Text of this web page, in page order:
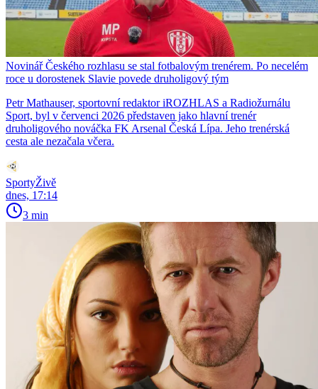
Novinář Českého rozhlasu se stal fotbalovým trenérem. Po necelém
roce u dorostenek Slavie povede druholigový tým
Petr Mathauser, sportovní redaktor iROZHLAS a Radiožurnálu
Sport, byl v červenci 2026 představen jako hlavní trenér
druholigového nováčka FK Arsenal Česká Lípa. Jeho trenérská
cesta ale nezačala včera.
SportyŽivě
dnes, 17:14
3 min